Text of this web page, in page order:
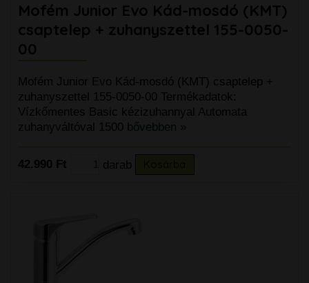
Mofém Junior Evo Kád-mosdó (KMT)
csaptelep + zuhanyszettel 155-0050-
00
Mofém Junior Evo Kád-mosdó (KMT) csaptelep +
zuhanyszettel 155-0050-00 Termékadatok:
Vízkőmentes Basic kézizuhannyal Automata
zuhanyváltóval 1500 bővebben »
42.990 Ft darab